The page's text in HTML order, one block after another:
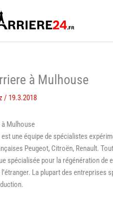
à Mulhouse
/ 19.3.2018
Mulhouse
une équipe de spécialistes
Peugeot, Citroën, Renault.
spécialisée pour la régénération de
l’étranger. La plupart des